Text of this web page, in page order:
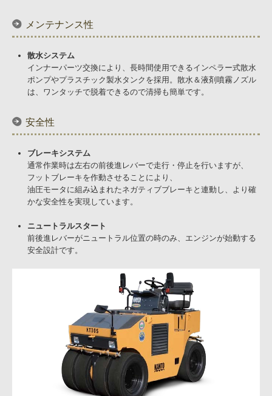
メンテナンス性
散水システム
インナーパーツ交換により、長時間使用できるインペラー式散水
ポンプやプラスチック製水タンクを採用。散水＆液剤噴霧ノズル
は、ワンタッチで脱着できるので清掃も簡単です。
安全性
ブレーキシステム
通常作業時は左右の前後進レバーで走行・停止を行いますが、
フットブレーキを作動させることにより、
油圧モータに組み込まれたネガティブブレーキと連動し、より確
かな安全性を実現しています。
ニュートラルスタート
前後進レバーがニュートラル位置の時のみ、エンジンが始動する
安全設計です。